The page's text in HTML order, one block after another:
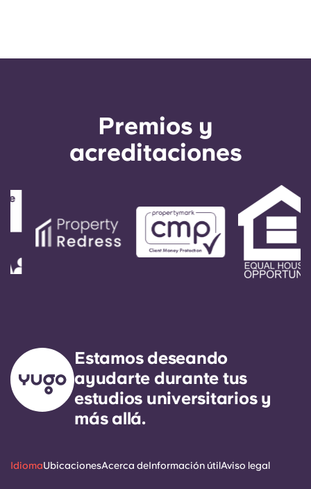
Premios y
acreditaciones
Estamos deseando
ayudarte durante tus
estudios universitarios y
más allá.
IdiomaUbicacionesAcerca deInformación útilAviso legal